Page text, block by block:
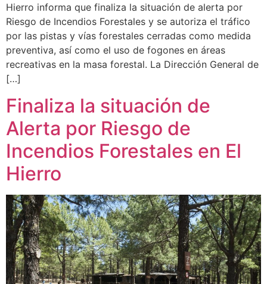
Hierro informa que finaliza la situación de alerta por
Riesgo de Incendios Forestales y se autoriza el tráfico
por las pistas y vías forestales cerradas como medida
preventiva, así como el uso de fogones en áreas
recreativas en la masa forestal. La Dirección General de
[…]
Finaliza la situación de
Alerta por Riesgo de
Incendios Forestales en El
Hierro